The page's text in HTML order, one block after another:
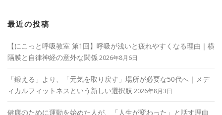
最近の投稿
【にこっと呼吸教室 第1回】呼吸が浅いと疲れやすくなる理由｜横
隔膜と自律神経の意外な関係2026年8月6日
「鍛える」より、「元気を取り戻す」場所が必要な50代へ｜メデ
ィカルフィットネスという新しい選択肢 2026年8月3日
健康のために運動を始めた人が、「人生が変わった」と話す理由